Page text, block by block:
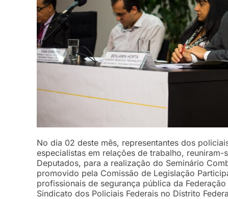
No dia 02 deste mês, representantes dos
especialistas em relações de trabalho,
Deputados, para a realização do Seminário
promovido pela Comissão de Legislação
profissionais de segurança pública da
Sindicato dos Policiais Federais no Distrito